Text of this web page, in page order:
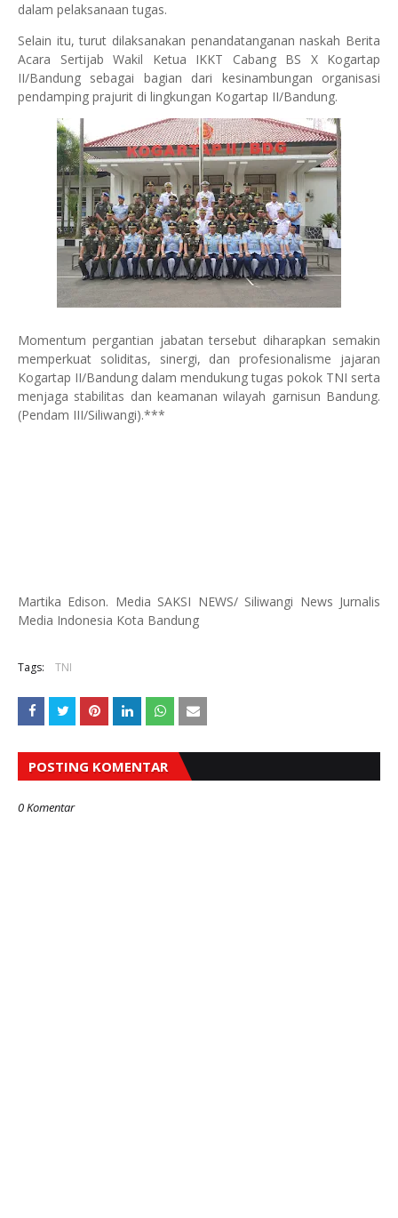
dalam pelaksanaan tugas.
Selain itu, turut dilaksanakan penandatanganan naskah Berita
Acara Sertijab Wakil Ketua IKKT Cabang BS X Kogartap
II/Bandung sebagai bagian dari kesinambungan organisasi
pendamping prajurit di lingkungan Kogartap II/Bandung.
Momentum pergantian jabatan tersebut diharapkan semakin
memperkuat soliditas, sinergi, dan profesionalisme jajaran
Kogartap II/Bandung dalam mendukung tugas pokok TNI serta
menjaga stabilitas dan keamanan wilayah garnisun Bandung.
(Pendam III/Siliwangi).***
Martika Edison. Media SAKSI NEWS/ Siliwangi News Jurnalis
Media Indonesia Kota Bandung
Tags: TNI
POSTING KOMENTAR
0 Komentar